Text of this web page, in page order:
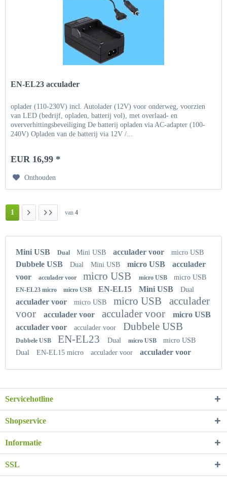
EN-EL23 acculader
oplader (110-230V) incl. Autolader (12V) voor onderweg, voorzien
van LED (bedrijf, opladen, batterij vol), met overlaad- en
oververhittingsbeveiliging De batterij opladen via AC-adapter (100-
240V) Opladen van de batterij via 12V /...
EUR 16,99 *
Onthouden
1 van 4
Mini USB Dual Mini USB acculader voor micro USB
Dubbele USB Dual Mini USB micro USB
acculader
voor
acculader voor micro USB micro USB micro USB
EN-EL23 micro micro USB EN-EL15 Mini USB Dual
acculader voor micro USB micro USB
acculader
voor
acculader voor acculader voor
micro USB
acculader voor
acculader voor Dubbele USB
Dubbele USB EN-EL23 Dual micro USB
micro USB
Dual
EN-EL15 micro acculader voor acculader voor
Servicehotline
Shopservice
Informatie
SSL